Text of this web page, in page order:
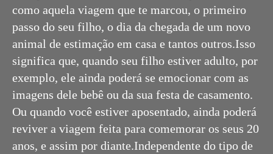
como aquela viagem que te marcou, o primeiro
passo do seu filho, o dia da chegada de um novo
animal de estimação em casa e tantos outros.Isso
significa que, quando seu filho estiver adulto, por
exemplo, ele ainda poderá se emocionar com as
imagens dele bebê ou da sua festa de casamento.
Ou quando você estiver aposentado, ainda poderá
reviver a viagem feita para comemorar os seus 20
anos, e assim por diante.Independente do tipo de